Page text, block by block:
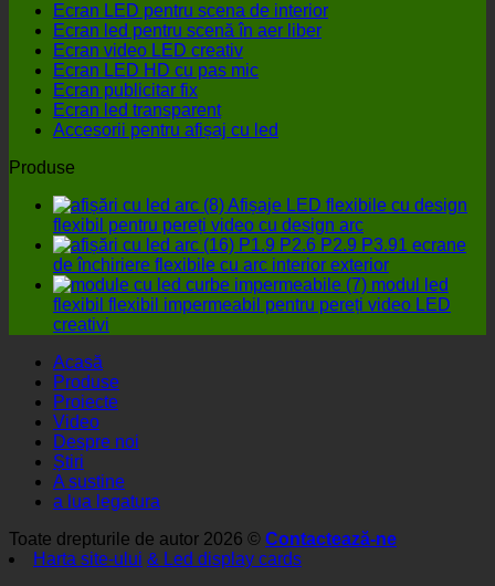
un
producător
de
afișaje
exterior,
trebuie
ignorate!
Ecran LED pentru scena de interior
Ecran led pentru scenă în aer liber
Ecran video LED creativ
Ecran LED HD cu pas mic
Ecran publicitar fix
Ecran led transparent
Accesorii pentru afișaj cu led
Produse
Afișaje LED flexibile cu design
flexibil pentru pereți video cu design arc
P1.9 P2.6 P2.9 P3.91 ecrane
de închiriere flexibile cu arc interior exterior
modul led
flexibil flexibil impermeabil pentru pereți video LED
creativi
Acasă
Produse
Proiecte
Video
Despre noi
Știri
A sustine
a lua legatura
Toate drepturile de autor 2026 © Contactează-ne
Harta site-ului & Led display cards